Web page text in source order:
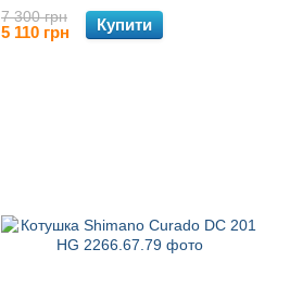
7 300 грн
5 110 грн Купити